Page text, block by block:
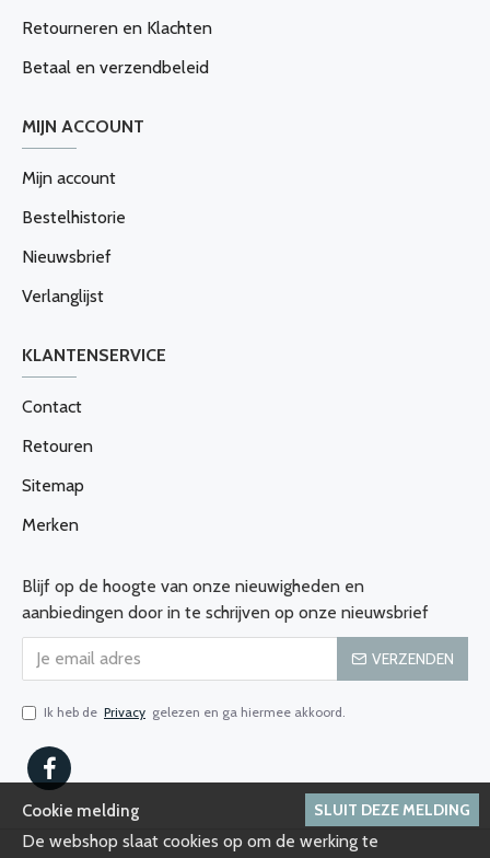
Retourneren en Klachten
Betaal en verzendbeleid
MIJN ACCOUNT
Mijn account
Bestelhistorie
Nieuwsbrief
Verlanglijst
KLANTENSERVICE
Contact
Retouren
Sitemap
Merken
Blijf op de hoogte van onze nieuwigheden en
aanbiedingen door in te schrijven op onze nieuwsbrief
VERZENDEN
Ik heb de Privacy gelezen en ga hiermee akkoord.
SLUIT DEZE MELDING
Cookie melding
De webshop slaat cookies op om de werking te